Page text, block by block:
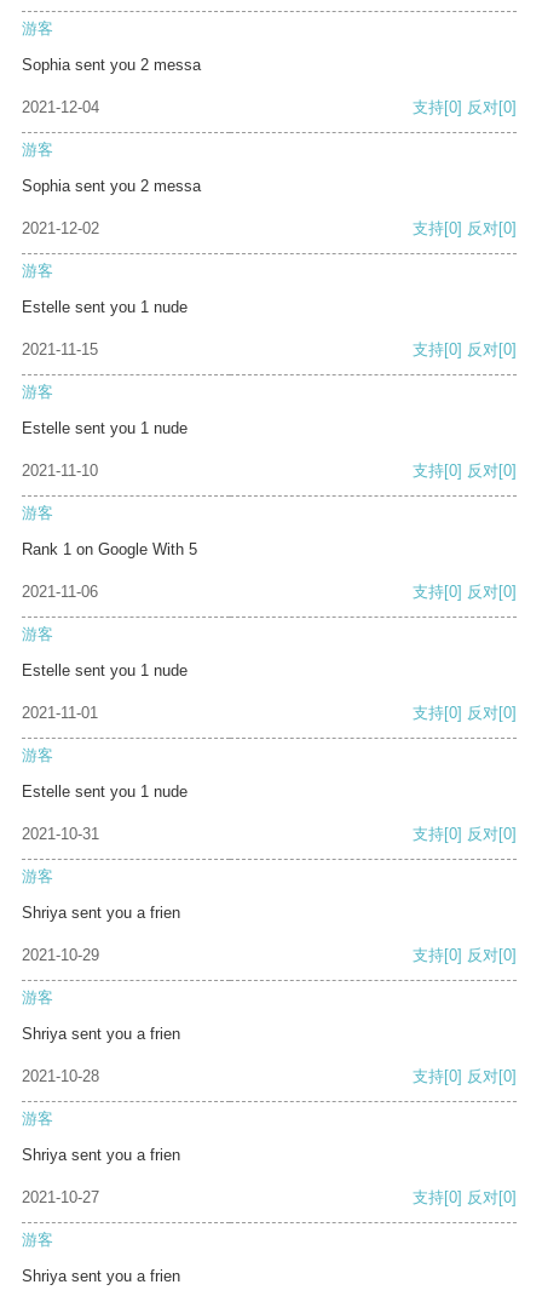
游客
Sophia sent you 2 messa
2021-12-04 支持[0] 反对[0]
游客
Sophia sent you 2 messa
2021-12-02 支持[0] 反对[0]
游客
Estelle sent you 1 nude
2021-11-15 支持[0] 反对[0]
游客
Estelle sent you 1 nude
2021-11-10 支持[0] 反对[0]
游客
Rank 1 on Google With 5
2021-11-06 支持[0] 反对[0]
游客
Estelle sent you 1 nude
2021-11-01 支持[0] 反对[0]
游客
Estelle sent you 1 nude
2021-10-31 支持[0] 反对[0]
游客
Shriya sent you a frien
2021-10-29 支持[0] 反对[0]
游客
Shriya sent you a frien
2021-10-28 支持[0] 反对[0]
游客
Shriya sent you a frien
2021-10-27 支持[0] 反对[0]
游客
Shriya sent you a frien